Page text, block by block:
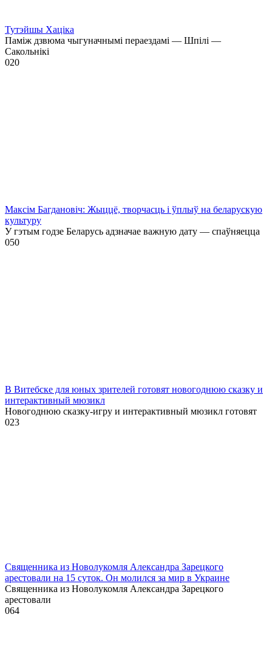
Тутэйшы Хаціка
Паміж дзвюма чыгуначнымі пераездамі — Шпілі —
Сакольнікі
020
Максім Багдановіч: Жыццё, творчасць і ўплыў на беларускую
культуру
У гэтым годзе Беларусь адзначае важную дату — спаўняецца
050
В Витебске для юных зрителей готовят новогоднюю сказку и
интерактивный мюзикл
Новогоднюю сказку-игру и интерактивный мюзикл готовят
023
Священника из Новолукомля Александра Зарецкого
арестовали на 15 суток. Он молился за мир в Украине
Священника из Новолукомля Александра Зарецкого
арестовали
064